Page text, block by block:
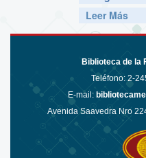
Leer Más
Biblioteca de la
Teléfono: 2-
E-mail:
Avenida Saavedra Nro